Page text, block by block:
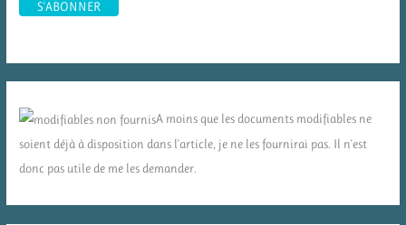
A moins que les documents modifiables ne
soient déjà à disposition dans l'article, je ne les fournirai pas. Il n'est
donc pas utile de me les demander.